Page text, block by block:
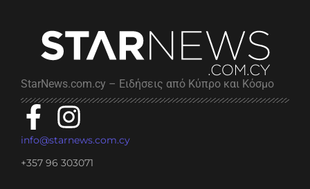
StarNews.com.cy – Ειδήσεις από Κύπρο και Κόσμο
info@starnews.com.cy
+357 96 303071